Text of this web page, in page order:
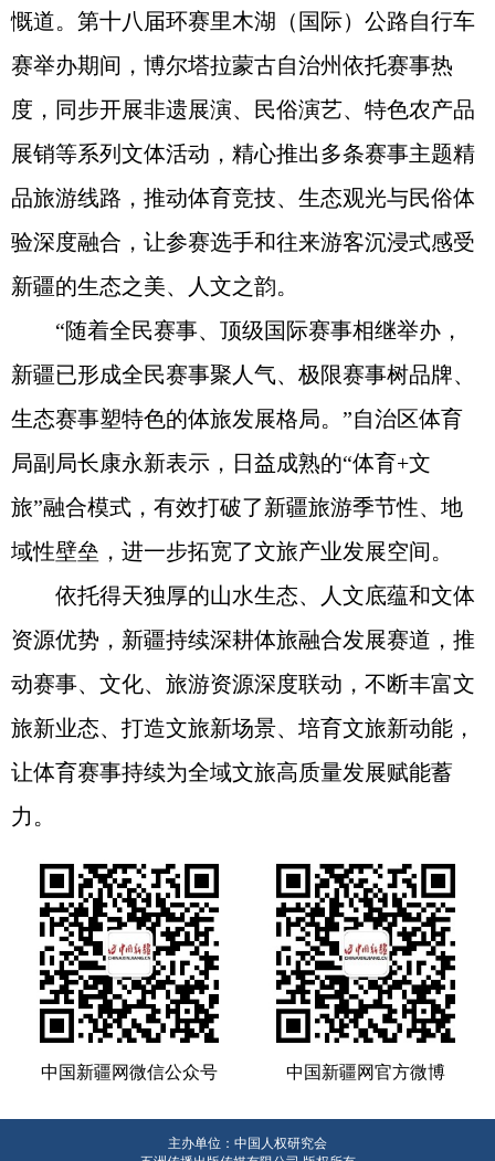
慨道。第十八届环赛里木湖（国际）公路自行车
赛举办期间，博尔塔拉蒙古自治州依托赛事热
度，同步开展非遗展演、民俗演艺、特色农产品
展销等系列文体活动，精心推出多条赛事主题精
品旅游线路，推动体育竞技、生态观光与民俗体
验深度融合，让参赛选手和往来游客沉浸式感受
新疆的生态之美、人文之韵。
“随着全民赛事、顶级国际赛事相继举办，
新疆已形成全民赛事聚人气、极限赛事树品牌、
生态赛事塑特色的体旅发展格局。”自治区体育
局副局长康永新表示，日益成熟的“体育+文
旅”融合模式，有效打破了新疆旅游季节性、地
域性壁垒，进一步拓宽了文旅产业发展空间。
依托得天独厚的山水生态、人文底蕴和文体
资源优势，新疆持续深耕体旅融合发展赛道，推
动赛事、文化、旅游资源深度联动，不断丰富文
旅新业态、打造文旅新场景、培育文旅新动能，
让体育赛事持续为全域文旅高质量发展赋能蓄
力。
中国新疆网微信公众号 中国新疆网官方微博
主办单位：中国人权研究会